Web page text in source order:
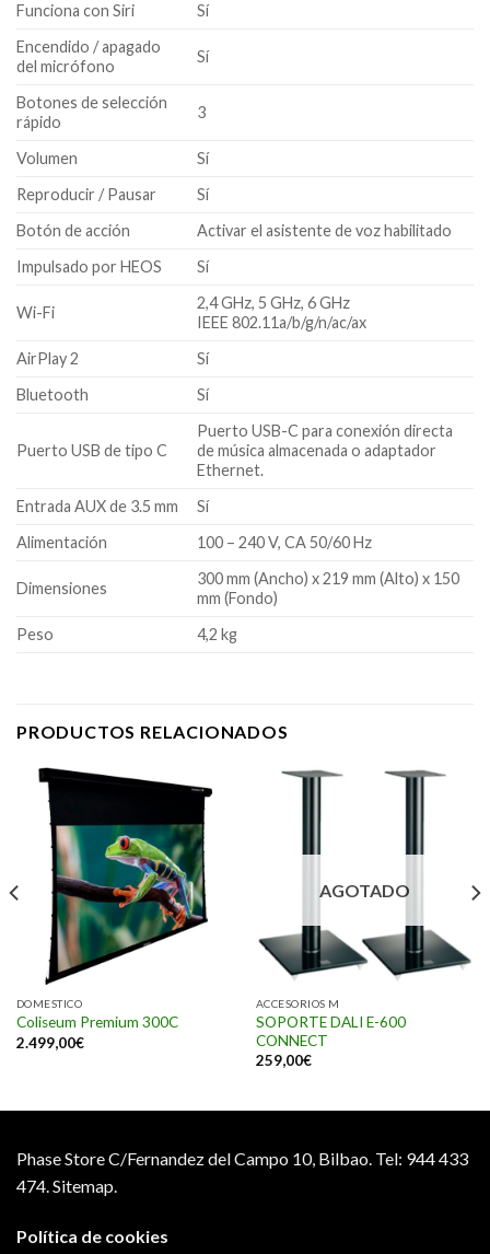
Funciona con Siri
Sí
Encendido / apagado
del micrófono
Sí
Botones de selección
rápido
3
Volumen
Sí
Reproducir / Pausar
Sí
Botón de acción
Activar el asistente de voz habilitado
Impulsado por HEOS
Sí
Wi-Fi
2,4 GHz, 5 GHz, 6 GHz
IEEE 802.11a/b/g/n/ac/ax
AirPlay 2
Sí
Bluetooth
Sí
Puerto USB de tipo C
Puerto USB-C para conexión directa
de música almacenada o adaptador
Ethernet.
Entrada AUX de 3.5 mm
Sí
Alimentación
100 – 240 V, CA 50/60 Hz
Dimensiones
300 mm (Ancho) x 219 mm (Alto) x 150
mm (Fondo)
Peso
4,2 kg
PRODUCTOS RELACIONADOS
DOMESTICO
Coliseum Premium 300C
2.499,00€
AGOTADO
ACCESORIOS M
SOPORTE DALI E-600
CONNECT
259,00€
Phase Store C/Fernandez del Campo 10, Bilbao. Tel: 944 433
474. Sitemap.
Política de cookies